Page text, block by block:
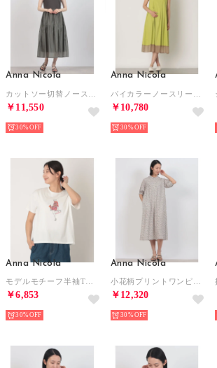
Anna Nicola
￥11,550
30%
Anna Nicola
￥10,780
30%
Anna Nicola
￥6,853
30%
Anna Nicola
￥12,320
30%